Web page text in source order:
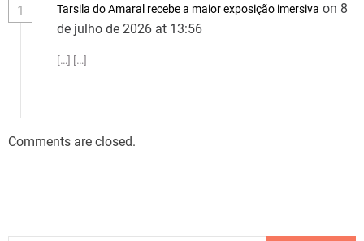
1 Tarsila do Amaral recebe a maior exposição imersiva on 8
de julho de 2026 at 13:56
[…] […]
Comments are closed.